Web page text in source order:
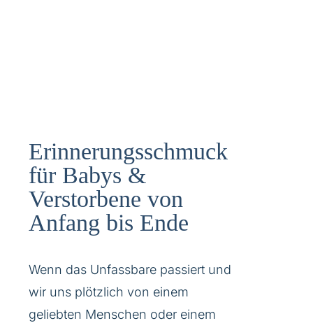
Erinnerungsschmuck
für Babys &
Verstorbene von
Anfang bis Ende
Wenn das Unfassbare passiert und
wir uns plötzlich von einem
geliebten Menschen oder einem